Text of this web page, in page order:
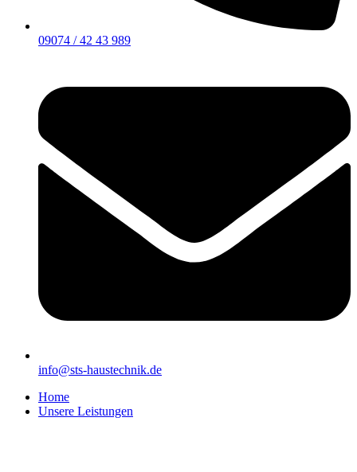
09074 / 42 43 989
info@sts-haustechnik.de
Home
Unsere Leistungen